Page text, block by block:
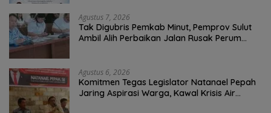
Agustus 7, 2026
Tak Digubris Pemkab Minut, Pemprov Sulut
Ambil Alih Perbaikan Jalan Rusak Perum
Agustus 6, 2026
Komitmen Tegas Legislator Natanael Pepah
Jaring Aspirasi Warga, Kawal Krisis Air